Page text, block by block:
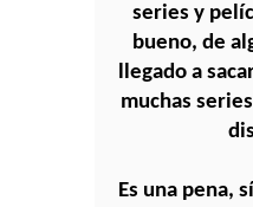
series y
bueno, de
llegado a
muchas
Es una pena,